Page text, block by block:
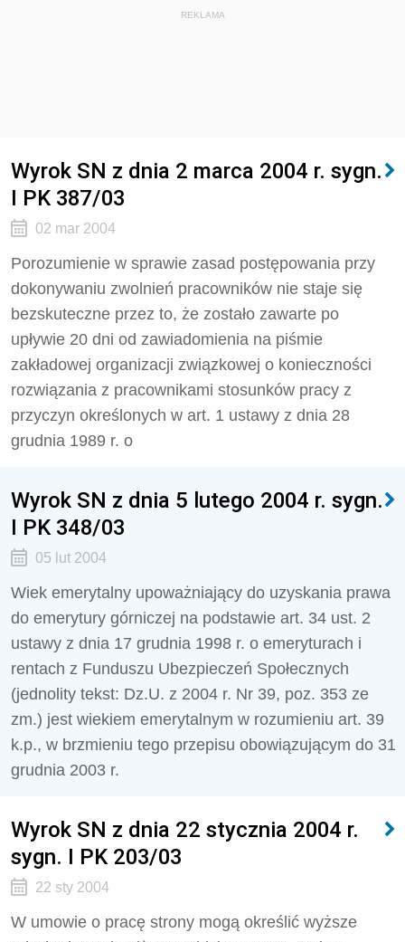
REKLAMA
Wyrok SN z dnia 2 marca 2004 r. sygn.
I PK 387/03
02 mar 2004
Porozumienie w sprawie zasad postępowania przy
dokonywaniu zwolnień pracowników nie staje się
bezskuteczne przez to, że zostało zawarte po
upływie 20 dni od zawiadomienia na piśmie
zakładowej organizacji związkowej o konieczności
rozwiązania z pracownikami stosunków pracy z
przyczyn określonych w art. 1 ustawy z dnia 28
grudnia 1989 r. o
Wyrok SN z dnia 5 lutego 2004 r. sygn.
I PK 348/03
05 lut 2004
Wiek emerytalny upoważniający do uzyskania prawa
do emerytury górniczej na podstawie art. 34 ust. 2
ustawy z dnia 17 grudnia 1998 r. o emeryturach i
rentach z Funduszu Ubezpieczeń Społecznych
(jednolity tekst: Dz.U. z 2004 r. Nr 39, poz. 353 ze
zm.) jest wiekiem emerytalnym w rozumieniu art. 39
k.p., w brzmieniu tego przepisu obowiązującym do 31
grudnia 2003 r.
Wyrok SN z dnia 22 stycznia 2004 r.
sygn. I PK 203/03
22 sty 2004
W umowie o pracę strony mogą określić wyższe